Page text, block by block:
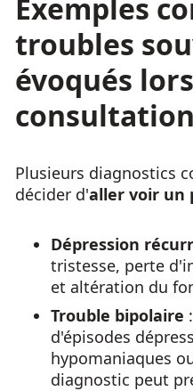
Exemples
troubles
évoqués
consultation
Plusieurs diagnostics
décider d'aller voir un
Dépression
tristesse, perte
et altération du
Trouble bipolaire
d'épisodes
hypomaniaques
diagnostic peut